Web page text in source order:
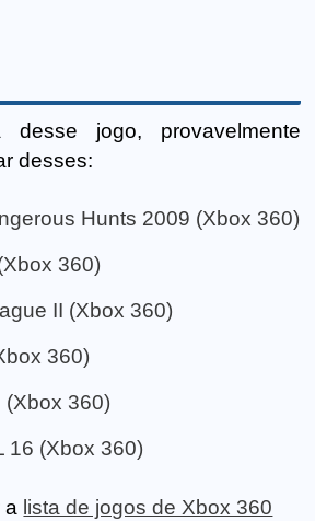
jogo, provavelmente
desses:
Hunts 2009 (Xbox 360)
360)
II (Xbox 360)
360)
(Xbox 360)
16 (Xbox 360)
a lista de jogos de Xbox 360